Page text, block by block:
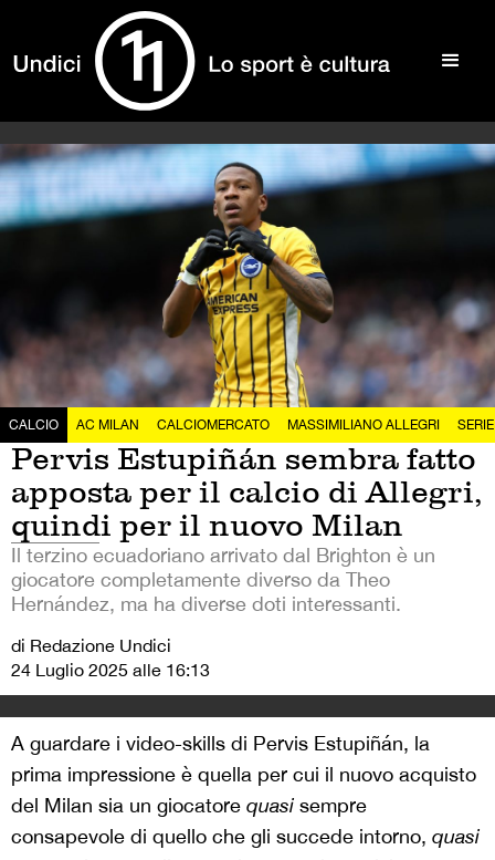
CALCIO AC MILAN CALCIOMERCATO MASSIMILIANO ALLEGRI
Pervis Estupiñán sembra fatto
apposta per il calcio di Allegri,
quindi per il nuovo Milan
Il terzino ecuadoriano arrivato dal Brighton è un
giocatore completamente diverso da Theo
Hernández, ma ha diverse doti interessanti.
di Redazione Undici
24 Luglio 2025 alle 16:13
A guardare i video-skills di Pervis Estupiñán, la
prima impressione è quella per cui il nuovo acquisto
del Milan sia un giocatore quasi sempre
consapevole di quello che gli succede intorno, quasi